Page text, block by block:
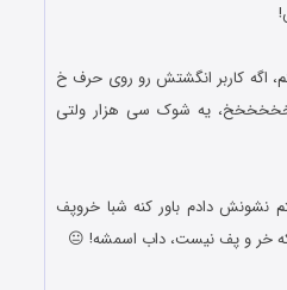
اگه کاربر انگشتش رو روى حرف خ
یه شوک سى هزار ولتى
نشونش دادم باور کنه شبا خروپف
خر و پف نیست، داب اسمشه! 😐